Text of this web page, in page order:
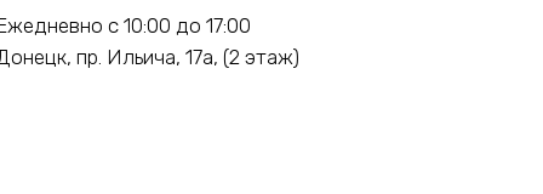
с 10:00 до 17:00
пр. Ильича, 17а, (2 этаж)